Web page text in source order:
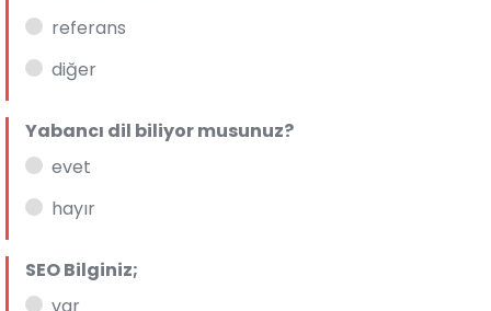
referans
diğer
Yabancı dil biliyor musunuz?
evet
hayır
SEO Bilginiz;